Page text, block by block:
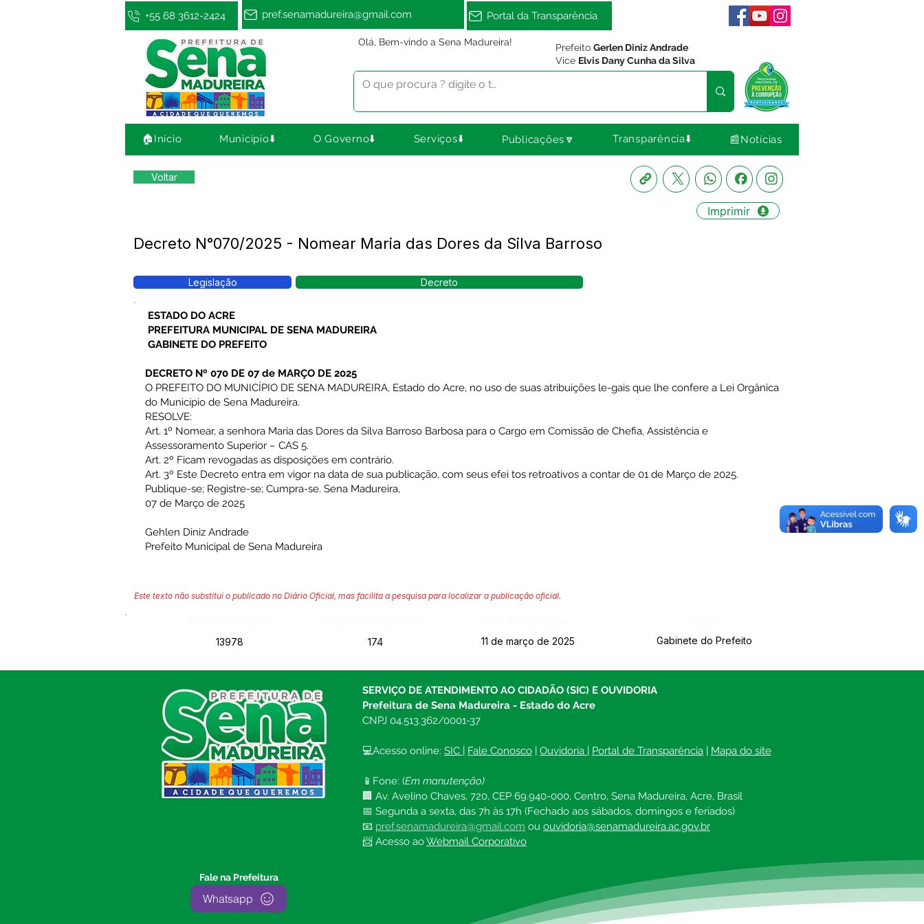
+55 68 3612-2424 pref.senamadureira@gmail.com Portal da Transparência
Olá, Bem-vindo a Sena Madureira! Prefeito Gerlen Diniz Andrade
Vice Elvis Dany Cunha da Silva
🏠Início Município⬇️ O Governo⬇️ Serviços⬇️ Publicações🔽 Transparência⬇️ 📰Notícias
Voltar
Imprimir
Decreto N°070/2025 - Nomear Maria das Dores da Silva Barroso
Legislação Decreto
ESTADO DO ACRE
PREFEITURA MUNICIPAL DE SENA MADUREIRA
GABINETE DO PREFEITO
DECRETO Nº 070 DE 07 de MARÇO DE 2025
O PREFEITO DO MUNICÍPIO DE SENA MADUREIRA, Estado do Acre, no uso de suas atribuições le-gais que lhe confere a Lei Orgânica
do Município de Sena Madureira.
RESOLVE:
Art. 1º Nomear, a senhora Maria das Dores da Silva Barroso Barbosa para o Cargo em Comissão de Chefia, Assistência e
Assessoramento Superior – CAS 5.
Art. 2º Ficam revogadas as disposições em contrário.
Art. 3º Este Decreto entra em vigor na data de sua publicação, com seus efei tos retroativos a contar de 01 de Março de 2025.
Publique-se; Registre-se; Cumpra-se. Sena Madureira,
07 de Março de 2025
Gehlen Diniz Andrade
Prefeito Municipal de Sena Madureira
Este texto não substitui o publicado no Diário Oficial, mas facilita a pesquisa para localizar a publicação oficial.
13978
174 11 de março de 2025 Gabinete do Prefeito
CIDADÃO (SIC) E OUVIDORIA
Prefeitura de Sena Madureira
CNPJ 04.513.362/0001-37
Av. Avelino Chaves, n° 720, 69940-
Sena Madureira, Acre, Brasil
Fone: +55 (68) 9927-0502
SERVIÇO DE ATENDIMENTO AO CIDADÃO (SIC) E OUVIDORIA
Prefeitura de Sena Madureira - Estado do Acre
CNPJ 04.513.362/0001-37
💻Acesso online: SIC | Fale Conosco | Ouvidoria | Portal de Transparência | Mapa do site
📱Fone: (Em manutenção)
🏢 Av. Avelino Chaves, 720, CEP 69.940-000, Centro, Sena Madureira, Acre, Brasil
📅 Segunda a sexta, das 7h às 17h (Fechado aos sábados, domingos e feriados)
📧 pref.senamadureira@gmail.com ou ouvidoria@senamadureira.ac.gov.br
📨 Acesso ao Webmail Corporativo
Fale na Prefeitura
Whatsapp